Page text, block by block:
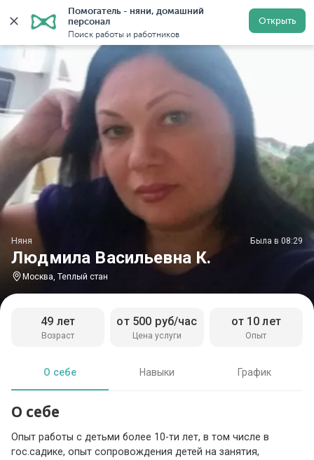
Помогатель - няни, домашний
персонал
Поиск работы и работников
Открыть
Главная Няни Няни в Москве Няни у метро
Людмила Васильевна К.
Няня Была в 08:29
Москва, Теплый стан
Возраст
49 лет
Цена услуги
от 500 руб/час
Опыт
от 10 лет
О себе Навыки График
О себе
Опыт работы с детьми более 10-ти лет, в том числе в
гос.садике, опыт сопровождения детей на занятия,